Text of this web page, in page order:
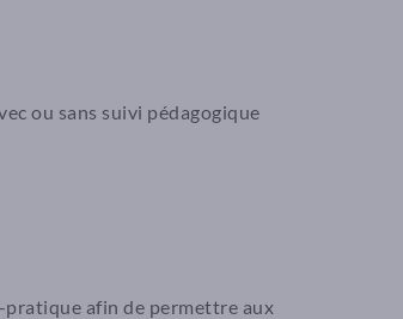
ou sans suivi pédagogique
afin de permettre aux